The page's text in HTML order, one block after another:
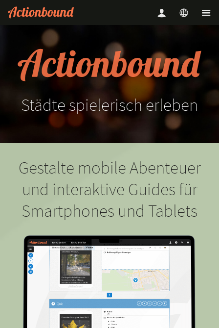
Städte spielerischerleben
Gestalte mobile Abenteuer
und interaktive Guides für
Smartphones und Tablets